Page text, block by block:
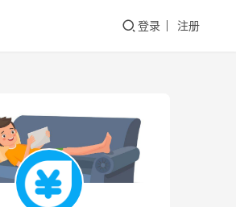
登录 注册